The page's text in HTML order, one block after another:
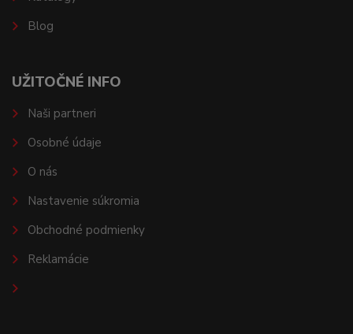
Blog
UŽITOČNÉ INFO
Naši partneri
Osobné údaje
O nás
Nastavenie súkromia
Obchodné podmienky
Reklamácie